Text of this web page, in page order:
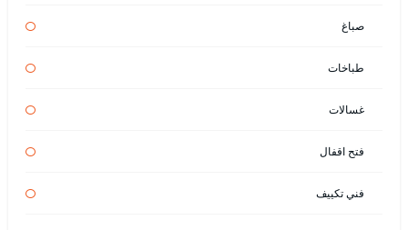
صباغ
طباخات
غسالات
فتح اقفال
فني تكييف